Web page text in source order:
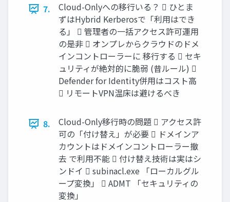
7.
Cloud-Onlyへの移行いる？  ひとま
ずはHybrid Kerberosで「利用はでき
る」  管理者の一括アクセス許可運用
の是非  オンプレからクラウドのドメ
インコントローラーに 移行する  セキ
ュリティが絶対的に脆弱 (昔ルール) 
Defender for Identity併用はコスト高
 リモートVPN温床は避けるべき
8.
Cloud-Only移行時の問題  アクセス許
可の「付け替え」が必要  ドメインア
カウントはドメインコントローラー撤
去 で利用不能  付け替え技術は実はシ
ンドイ  subinacl.exe 「ローカルグル
ープ変換」  ADMT 「セキュリティの
変換」